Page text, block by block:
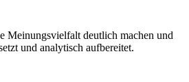
Meinungsvielfalt deutlich machen und
und analytisch aufbereitet.